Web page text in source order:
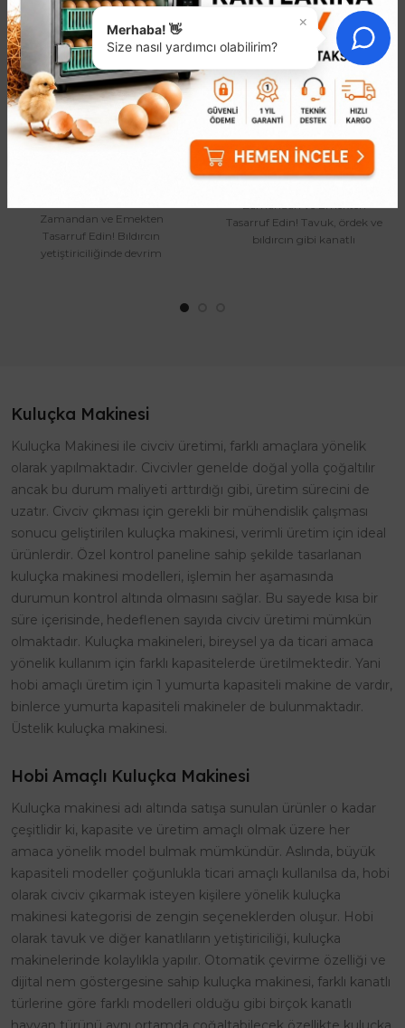
Bıldırcın Tüy Yolma
Zamandan ve Emekten
Tasarruf Edin! Bıldırcın
yetiştiriciliğinde devrim
35.648,62₺
Zamandan ve Emekten
Tasarruf Edin! Tavuk, ördek ve
bıldırcın gibi kanatlı
Kuluçka Makinesi
Kuluçka Makinesi ile civciv üretimi, farklı amaçlara yönelik
olarak yapılmaktadır. Civcivler genelde doğal yolla çoğaltılır
ancak bu durum maliyeti arttırdığı gibi, üretim sürecini de
uzatır. Civciv çıkması için gerekli bir mühendislik çalışması
sonucu geliştirilen kuluçka makinesi, verimli üretim için ideal
ürünlerdir. Özel kontrol paneline sahip şekilde tasarlanan
kuluçka makinesi modelleri, işlemin her aşamasında
durumun kontrol altında olmasını sağlar. Bu sayede kısa bir
süre içerisinde, hedeflenen sayıda civciv üretimi mümkün
olmaktadır. Kuluçka makineleri, bireysel ya da ticari amaca
yönelik kullanım için farklı kapasitelerde üretilmektedir. Yani
hobi amaçlı üretim için 1 yumurta kapasiteli makine de vardır,
binlerce yumurta kapasiteli makineler de bulunmaktadır.
Üstelik kuluçka makinesi.
Hobi Amaçlı Kuluçka Makinesi
Kuluçka makinesi adı altında satışa sunulan ürünler o kadar
çeşitlidir ki, kapasite ve üretim amaçlı olmak üzere her
amaca yönelik model bulmak mümkündür. Aslında, büyük
kapasiteli modeller çoğunlukla ticari amaçlı kullanılsa da, hobi
olarak civciv çıkarmak isteyen kişilere yönelik kuluçka
makinesi kategorisi de zengin seçeneklerden oluşur. Hobi
olarak tavuk ve diğer kanatlıların yetiştiriciliği, kuluçka
makinelerinde kolaylıkla yapılır. Otomatik çevirme özelliği ve
dijital nem göstergesine sahip kuluçka makinesi, farklı kanatlı
türlerine göre farklı modelleri olduğu gibi birçok kanatlı
×
Merhaba! 👋
Size nasıl yardımcı olabilirim?